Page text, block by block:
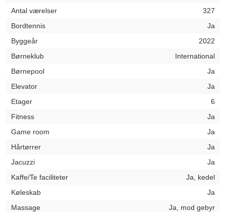
Antal værelser
327
Bordtennis
Ja
Byggeår
2022
Børneklub
International
Børnepool
Ja
Elevator
Ja
Etager
6
Fitness
Ja
Game room
Ja
Hårtørrer
Ja
Jacuzzi
Ja
Kaffe/Te faciliteter
Ja, kedel
Køleskab
Ja
Massage
Ja, mod gebyr